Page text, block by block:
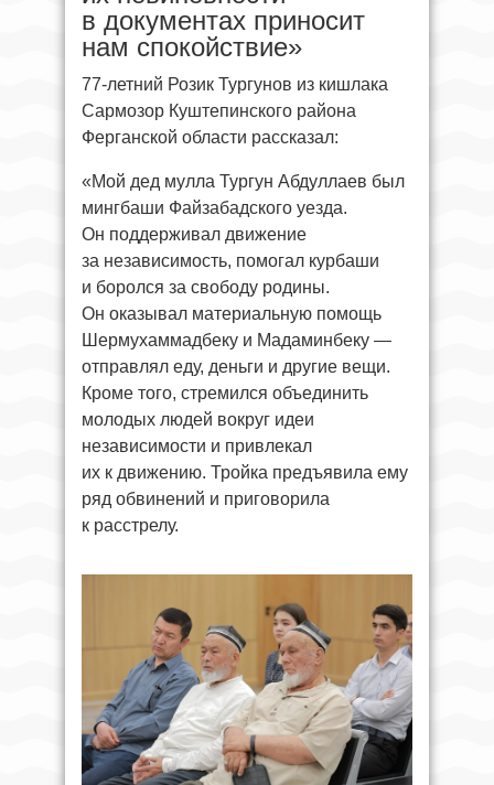
в документах приносит
нам спокойствие»
77-летний Розик Тургунов из кишлака
Сармозор Куштепинского района
Ферганской области рассказал:
«Мой дед мулла Тургун Абдуллаев был
мингбаши Файзабадского уезда.
Он поддерживал движение
за независимость, помогал курбаши
и боролся за свободу родины.
Он оказывал материальную помощь
Шермухаммадбеку и Мадаминбеку —
отправлял еду, деньги и другие вещи.
Кроме того, стремился объединить
молодых людей вокруг идеи
независимости и привлекал
их к движению. Тройка предъявила ему
ряд обвинений и приговорила
к расстрелу.